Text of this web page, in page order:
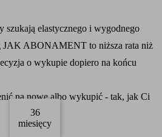
szukają elastycznego i wygodnego
JAK ABONAMENT to niższa rata niż
o wykupie dopiero na końcu
na nowe albo wykupić - tak, jak Ci
36
miesięcy